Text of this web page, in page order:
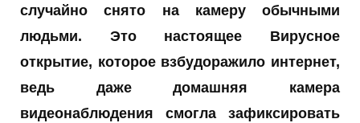
случайно снято на камеру обычными
людьми. Это настоящее Вирусное
открытие, которое взбудоражило интернет,
ведь даже домашняя камера
видеонаблюдения смогла зафиксировать